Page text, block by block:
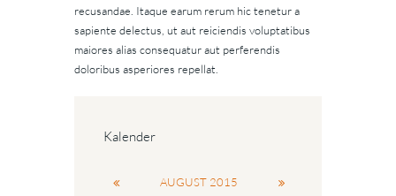
recusandae. Itaque earum rerum hic tenetur a
sapiente delectus, ut aut reiciendis voluptatibus
maiores alias consequatur aut perferendis
doloribus asperiores repellat.
Kalender
AUGUST 2015